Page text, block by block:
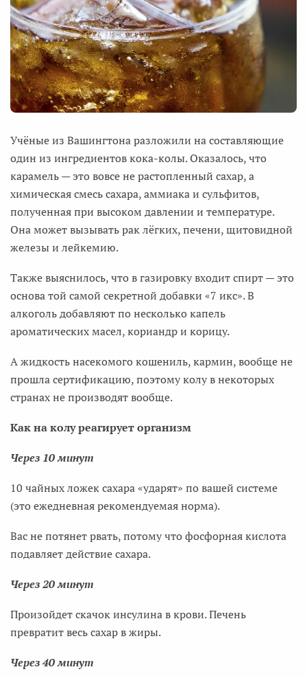
Учёные из Вашингтона разложили на составляющие
один из ингредиентов кока-колы. Оказалось, что
карамель — это вовсе не растопленный сахар, а
химическая смесь сахара, аммиака и сульфитов,
полученная при высоком давлении и температуре.
Она может вызывать рак лёгких, печени, щитовидной
железы и лейкемию.
Также выяснилось, что в газировку входит спирт — это
основа той самой секретной добавки «7 икс». В
алкоголь добавляют по несколько капель
ароматических масел, кориандр и корицу.
А жидкость насекомого кошениль, кармин, вообще не
прошла сертификацию, поэтому колу в некоторых
странах не производят вообще.
Как на колу реагирует организм
Через 10 минут
10 чайных ложек сахара «ударят» по вашей системе
(это ежедневная рекомендуемая норма).
Вас не потянет рвать, потому что фосфорная кислота
подавляет действие сахара.
Через 20 минут
Произойдет скачок инсулина в крови. Печень
превратит весь сахар в жиры.
Через 40 минут